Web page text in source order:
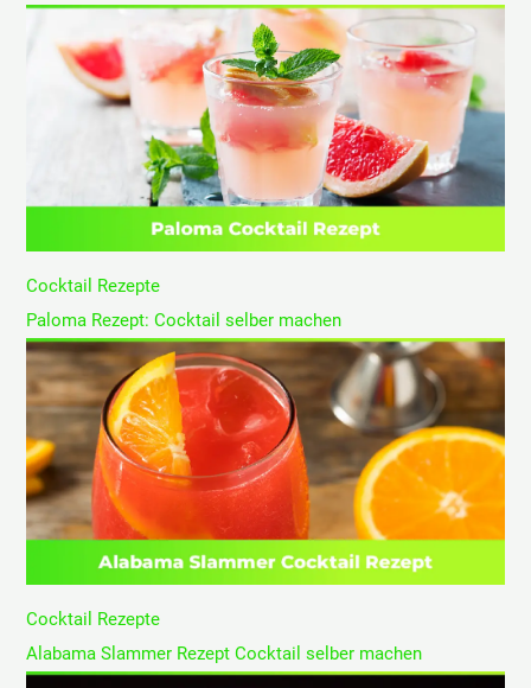
Cocktail Rezepte
Paloma Rezept: Cocktail selber machen
Cocktail Rezepte
Alabama Slammer Rezept Cocktail selber machen